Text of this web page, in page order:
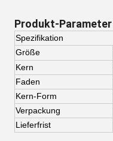
Produkt-Parameter
Spezifikation
Größe
Kern
Faden
Kern-Form
Verpackung
Lieferfrist